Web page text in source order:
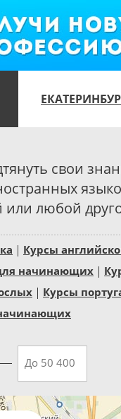
свои
любой
Курсы
начинающих
Курсы